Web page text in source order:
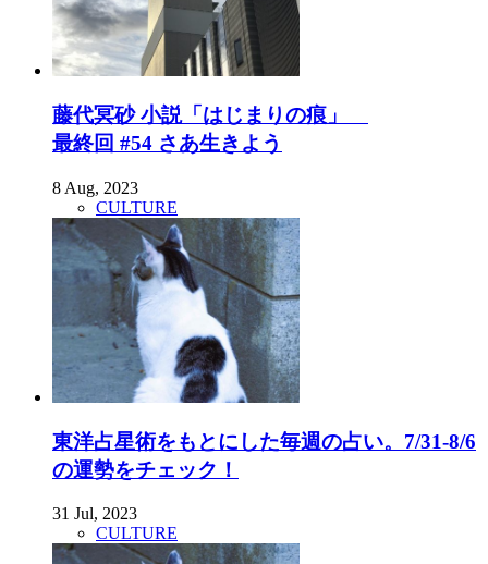
藤代冥砂 小説「はじまりの痕」
最終回 #54 さあ生きよう
8 Aug, 2023
CULTURE
東洋占星術をもとにした毎週の占い。7/31-8/6
の運勢をチェック！
31 Jul, 2023
CULTURE